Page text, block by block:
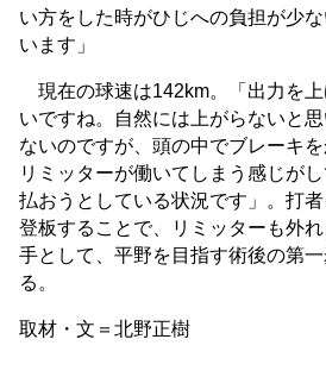
い方をした時がひじへの負担が少
います」
現在の球速は142km。「出力を
いですね。自然には上がらないと
ないのですが、頭の中でブレーキを
リミッターが働いてしまう感じが
払おうとしている状況です」。打
登板することで、リミッターも外
手として、平野を目指す術後の第
る。
取材・文＝北野正樹